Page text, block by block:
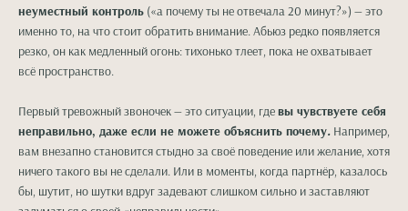
неуместный контроль («а почему ты не отвечала 20 минут?») — это
именно то, на что стоит обратить внимание. Абьюз редко появляется
резко, он как медленный огонь: тихонько тлеет, пока не охватывает
всё пространство.
Первый тревожный звоночек — это ситуации, где вы чувствуете себя
неправильно, даже если не можете объяснить почему. Например,
вам внезапно становится стыдно за своё поведение или желание, хотя
ничего такого вы не сделали. Или в моменты, когда партнёр, казалось
бы, шутит, но шутки вдруг задевают слишком сильно и заставляют